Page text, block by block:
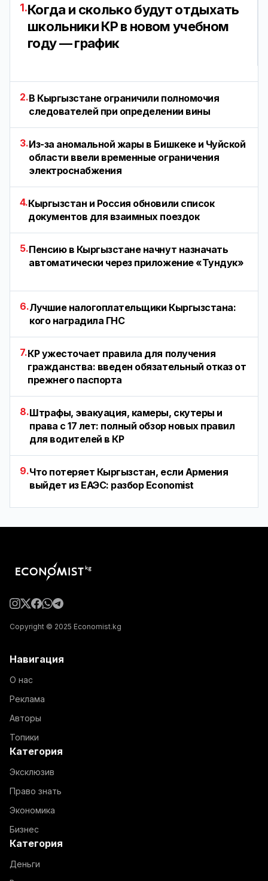
1.Когда и сколько будут отдыхать
школьники КР в новом учебном
году — график
2.В Кыргызстане ограничили полномочия
следователей при определении вины
3.Из-за аномальной жары в Бишкеке и Чуйской
области ввели временные ограничения
электроснабжения
4.Кыргызстан и Россия обновили список
документов для взаимных поездок
5.Пенсию в Кыргызстане начнут назначать
автоматически через приложение «Тундук»
6.Лучшие налогоплательщики Кыргызстана:
кого наградила ГНС
7.КР ужесточает правила для получения
гражданства: введен обязательный отказ от
прежнего паспорта
8.Штрафы, эвакуация, камеры, скутеры и
права с 17 лет: полный обзор новых правил
для водителей в КР
9.Что потеряет Кыргызстан, если Армения
выйдет из ЕАЭС: разбор Economist
Copyright © 2025 Economist.kg
Навигация
О нас
Реклама
Авторы
Топики
Категория
Эксклюзив
Право знать
Экономика
Бизнес
Категория
Деньги